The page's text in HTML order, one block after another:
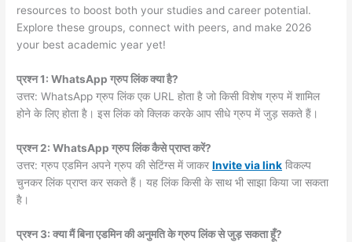
resources to boost both your studies and career potential.
Explore these groups, connect with peers, and make 2026
your best academic year yet!
प्रश्न 1: WhatsApp ग्रुप लिंक क्या है?
उत्तर: WhatsApp ग्रुप लिंक एक URL होता है जो किसी विशेष ग्रुप में शामिल
होने के लिए होता है। इस लिंक को क्लिक करके आप सीधे ग्रुप में जुड़ सकते हैं।
प्रश्न 2: WhatsApp ग्रुप लिंक कैसे प्राप्त करें?
उत्तर: ग्रुप एडमिन अपने ग्रुप की सेटिंग्स में जाकरInvite via link विकल्प
चुनकर लिंक प्राप्त कर सकते हैं। यह लिंक किसी के साथ भी साझा किया जा सकता
है।
प्रश्न 3: क्या मैं बिना एडमिन की अनुमति के ग्रुप लिंक से जुड़ सकता हूँ?